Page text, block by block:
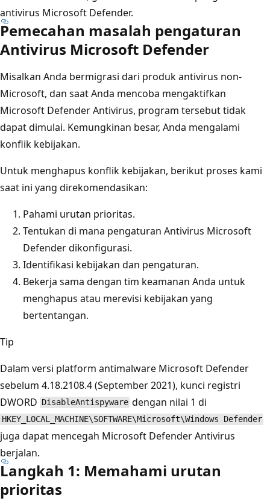
antivirus Microsoft Defender.
Pemecahan masalah pengaturan
Antivirus Microsoft Defender
Misalkan Anda bermigrasi dari produk antivirus non-
Microsoft, dan saat Anda mencoba mengaktifkan
Microsoft Defender Antivirus, program tersebut tidak
dapat dimulai. Kemungkinan besar, Anda mengalami
konflik kebijakan.
Untuk menghapus konflik kebijakan, berikut proses kami
saat ini yang direkomendasikan:
Pahami urutan prioritas.
Tentukan di mana pengaturan Antivirus Microsoft
Defender dikonfigurasi.
Identifikasi kebijakan dan pengaturan.
Bekerja sama dengan tim keamanan Anda untuk
menghapus atau merevisi kebijakan yang
bertentangan.
Tip
Dalam versi platform antimalware Microsoft Defender
sebelum 4.18.2108.4 (September 2021), kunci registri
DWORD DisableAntispyware dengan nilai 1 di
HKEY_LOCAL_MACHINE\SOFTWARE\Microsoft\Windows Defender
juga dapat mencegah Microsoft Defender Antivirus
berjalan.
Langkah 1: Memahami urutan
prioritas